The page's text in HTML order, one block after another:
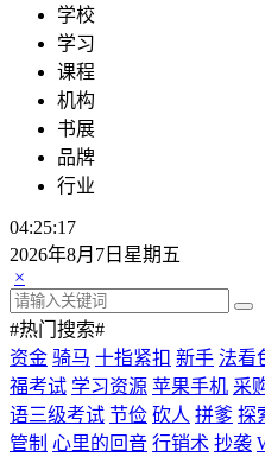
学校
学习
课程
机构
书展
品牌
行业
04:25:17
2026年8月7日星期五
×
#热门搜索#
资金 骑马 十指紧扣 新手 法看
福考试 学习资源 苹果手机 采
语三级考试 节俭 砍人 拼爹 探
管制 心里的回音 行销术 抄袭